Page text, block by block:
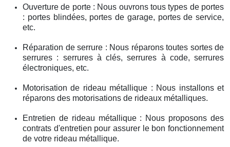
Ouverture de porte : Nous ouvrons tous types de portes
: portes blindées, portes de garage, portes de service,
etc.
Réparation de serrure : Nous réparons toutes sortes de
serrures : serrures à clés, serrures à code, serrures
électroniques, etc.
Motorisation de rideau métallique : Nous installons et
réparons des motorisations de rideaux métalliques.
Entretien de rideau métallique : Nous proposons des
contrats d'entretien pour assurer le bon fonctionnement
de votre rideau métallique.